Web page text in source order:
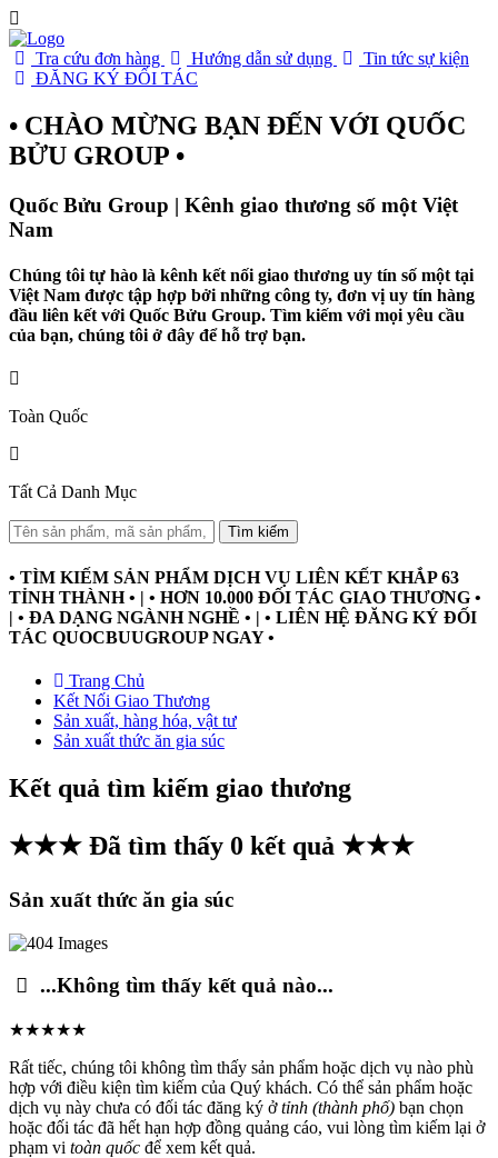
Tra cứu đơn hàng Hướng dẫn sử dụng
Tin tức sự kiện
ĐĂNG KÝ ĐỐI TÁC
• CHÀO MỪNG BẠN ĐẾN VỚI QUỐC
BỬU GROUP •
Quốc Bửu Group | Kênh giao thương số một Việt
Nam
Chúng tôi tự hào là kênh kết nối giao thương uy tín số một tại
Việt Nam được tập hợp bởi những công ty, đơn vị uy tín hàng
đầu liên kết với Quốc Bửu Group. Tìm kiếm với mọi yêu cầu
của bạn, chúng tôi ở đây để hỗ trợ bạn.
Toàn Quốc
Tất Cả Danh Mục
Tìm kiếm
• TÌM KIẾM SẢN PHẨM DỊCH VỤ LIÊN KẾT KHẮP 63
TỈNH THÀNH • | • HƠN 10.000 ĐỐI TÁC GIAO THƯƠNG •
| • ĐA DẠNG NGÀNH NGHỀ • | • LIÊN HỆ ĐĂNG KÝ ĐỐI
TÁC QUOCBUUGROUP NGAY •
Trang Chủ
Kết Nối Giao Thương
Sản xuất, hàng hóa, vật tư
Sản xuất thức ăn gia súc
Kết quả tìm kiếm giao thương
★★★ Đã tìm thấy 0 kết quả ★★★
Sản xuất thức ăn gia súc
...Không tìm thấy kết quả nào...
★★★★★
Rất tiếc, chúng tôi không tìm thấy sản phẩm hoặc dịch vụ nào phù
hợp với điều kiện tìm kiếm của Quý khách. Có thể sản phẩm hoặc
dịch vụ này chưa có đối tác đăng ký ởtỉnh (thành phố) bạn chọn
hoặc đối tác đã hết hạn hợp đồng quảng cáo, vui lòng tìm kiếm lại ở
phạm vi toàn quốc để xem kết quả.